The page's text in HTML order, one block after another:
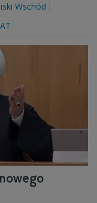
Wschód